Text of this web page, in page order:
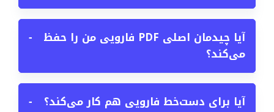
آیا چیدمان اصلی PDF فارویی من را حفظ
می‌کند؟
−
آیا برای دست‌خط فارویی هم کار می‌کند؟ −